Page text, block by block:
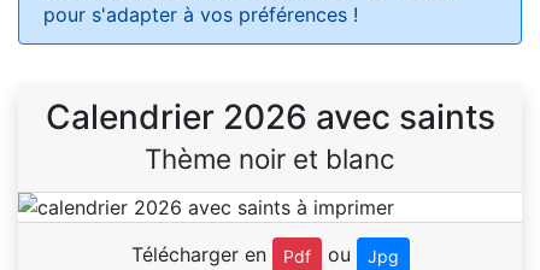
pour s'adapter à vos préférences !
Calendrier 2026 avec saints
Thème noir et blanc
Télécharger en Pdf ou Jpg